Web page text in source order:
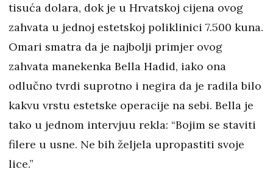
tisuća dolara, dok je u Hrvatskoj cijena ovog
zahvata u jednoj estetskoj poliklinici 7.500 kuna.
Omari smatra da je najbolji primjer ovog
zahvata manekenka Bella Hadid, iako ona
odlučno tvrdi suprotno i negira da je radila bilo
kakvu vrstu estetske operacije na sebi. Bella je
tako u jednom intervjuu rekla: “Bojim se staviti
filere u usne. Ne bih željela upropastiti svoje
lice.”